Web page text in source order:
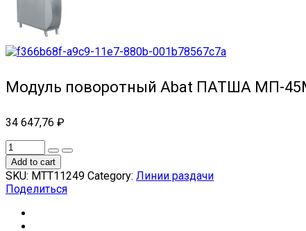
Модуль поворотный Abat ПАТША МП-
34 647,76 ₽
Add to cart
SKU: МТТ11249 Category: Линии раздачи
Поделиться